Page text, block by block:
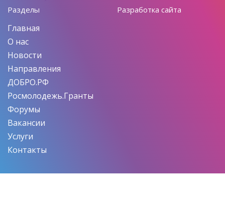
Разделы
Главная
О нас
Новости
Направления
ДОБРО.РФ
Росмолодежь.Гранты
Форумы
Вакансии
Услуги
Контакты
Разработка сайта